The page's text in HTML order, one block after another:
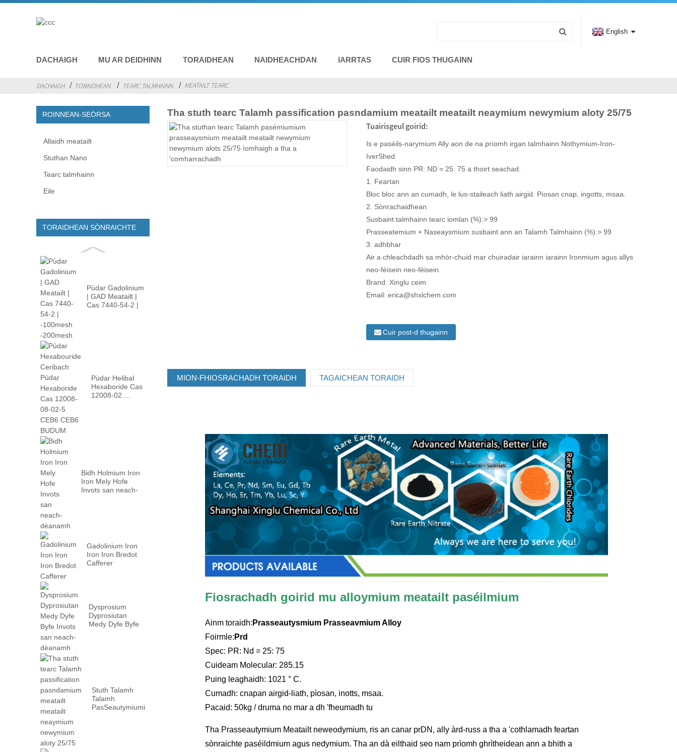
DACHAIGH MU AR DEIDHINN TORAIDHEAN NAIDHEACHDAN IARRTAS CUIR FIOS THUGAINN
English
DACHAIGH TORAIDHEAN TEARC TALMHAINN MEATAILT TEARC
ROINNEAN-SEÒRSA
Allaidh meatailt
Stuthan Nano
Tearc talmhainn
Eile
TORAIDHEAN SÒNRAICHTE
Pùdar Gadolinium
| GAD Meatailt |
Cas 7440-54-2 |
Pùdar Helibal
Hexaboride Cas
12008-02 ...
Bidh Holmium Iron
Iron Mely Hofe
Invots san neach-
Gadolinium Iron
Iron Iron Bredot
Cafferer
Dysprosium
Dyprosiutan
Medy Dyfe Byfe
Stuth Talamh
Talamh
PasSeautymiumium
Tha stuth tearc Talamh passification pasndamium meatailt meatailt neaymium newymium aloty 25/75
Tuairisgeul goirid:
Is e paséils-narymium Ally aon de na prìomh irgan talmhainn Nothymium-Iron-
IverShed.
Faodaidh sinn PR: ND = 25: 75 a thoirt seachad.
1. Feartan
Bloc bloc ann an cumadh, le lus-staileach liath airgid. Pìosan cnap, ingotts, msaa.
2. Sònrachaidhean
Susbaint talmhainn tearc iomlan (%):> 99
Prasseatemium + Naseaysmium susbaint ann an Talamh Talmhainn (%):> 99
3. adhbhar
Air a chleachdadh sa mhòr-chuid mar chuiradair iarainn iarainn Ironmium agus allys
neo-fèisein neo-fèisein.
Brand: Xinglu ceim
Email: erica@shxlchem.com
Cuir post-d thugainn
MION-FHIOSRACHADH TORAIDH TAGAICHEAN TORAIDH
Fiosrachadh goirid mu alloymium meatailt paséilmium
Ainm toraidh: Prasseautysmium Prasseavmium Alloy
Foirmle: Prd
Spec: PR: Nd = 25: 75
Cuideam Molecular: 285.15
Puing leaghaidh: 1021 ° C.
Cumadh: cnapan airgid-liath, pìosan, inotts, msaa.
Pacaid: 50kg / druma no mar a dh 'fheumadh tu
Tha Prasseautymium Meatailt neweodymium, ris an canar prDN, ally àrd-russ a tha a 'cothlamadh feartan
sònraichte paséildmium agus nedymium. Tha an dà eilthaid seo nam prìomh ghrìtheidean ann a bhith a